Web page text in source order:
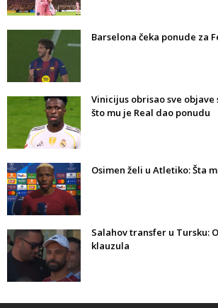
Barselona čeka ponude za
Vinicijus obrisao sve
što mu je Real dao ponudu
Osimen želi u Atletiko: Šta
Salahov transfer u Tursku:
klauzula